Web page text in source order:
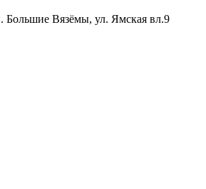
Большие Вязёмы, ул. Ямская вл.9